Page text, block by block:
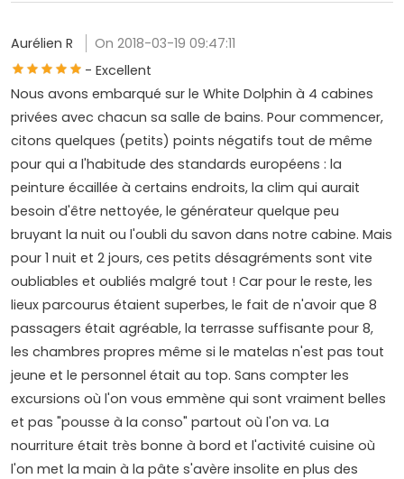
Aurélien R
On 2018-03-19 09:47:11
- Excellent
Nous avons embarqué sur le White Dolphin à 4 cabines
privées avec chacun sa salle de bains. Pour commencer,
citons quelques (petits) points négatifs tout de même
pour qui a l'habitude des standards européens : la
peinture écaillée à certains endroits, la clim qui aurait
besoin d'être nettoyée, le générateur quelque peu
bruyant la nuit ou l'oubli du savon dans notre cabine. Mais
pour 1 nuit et 2 jours, ces petits désagréments sont vite
oubliables et oubliés malgré tout ! Car pour le reste, les
lieux parcourus étaient superbes, le fait de n'avoir que 8
passagers était agréable, la terrasse suffisante pour 8,
les chambres propres même si le matelas n'est pas tout
jeune et le personnel était au top. Sans compter les
excursions où l'on vous emmène qui sont vraiment belles
et pas "pousse à la conso" partout où l'on va. La
nourriture était très bonne à bord et l'activité cuisine où
l'on met la main à la pâte s'avère insolite en plus des